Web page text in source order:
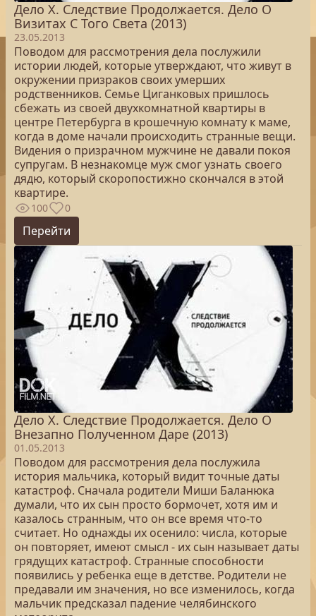
Дело Х. Следствие Продолжается. Дело О
Визитах С Того Света (2013)
23.05.2013
Поводом для рассмотрения дела послужили
истории людей, которые утверждают, что живут в
окружении призраков своих умерших
родственников. Семье Циганковых пришлось
сбежать из своей двухкомнатной квартиры в
центре Петербурга в крошечную комнату к маме,
когда в доме начали происходить странные вещи.
Видения о призрачном мужчине не давали покоя
супругам. В незнакомце муж смог узнать своего
дядю, который скоропостижно скончался в этой
квартире.
100 0
Перейти
Дело Х. Следствие Продолжается. Дело О
Внезапно Полученном Даре (2013)
01.05.2013
Поводом для рассмотрения дела послужила
история мальчика, который видит точные даты
катастроф. Сначала родители Миши Баланюка
думали, что их сын просто бормочет, хотя им и
казалось странным, что он все время что-то
считает. Но однажды их осенило: числа, которые
он повторяет, имеют смысл - их сын называет даты
грядущих катастроф. Странные способности
появились у ребенка еще в детстве. Родители не
предавали им значения, но все изменилось, когда
мальчик предсказал падение челябинского